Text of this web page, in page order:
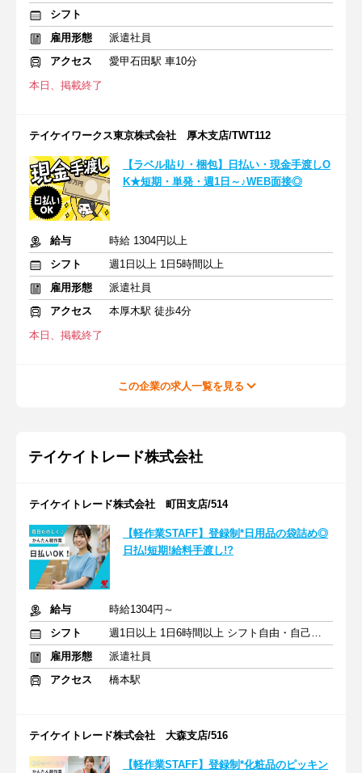
シフト
雇用形態
派遣社員
アクセス
愛甲石田駅 車10分
本日、掲載終了
テイケイワークス東京株式会社 厚木支店/TWT112
【ラベル貼り・梱包】日払い・現金手渡しO
K★短期・単発・週1日～♪WEB面接◎
給与
時給 1304円以上
シフト
週1日以上 1日5時間以上
雇用形態
派遣社員
アクセス
本厚木駅 徒歩4分
本日、掲載終了
この企業の求人一覧を見る
テイケイトレード株式会社
テイケイトレード株式会社 町田支店/514
【軽作業STAFF】登録制*日用品の袋詰め◎
日払!短期!給料手渡し!?
給与
時給1304円～
シフト
週1日以上 1日6時間以上 シフト自由・自己申告
雇用形態
派遣社員
アクセス
橋本駅
テイケイトレード株式会社 大森支店/516
【軽作業STAFF】登録制*化粧品のピッキン